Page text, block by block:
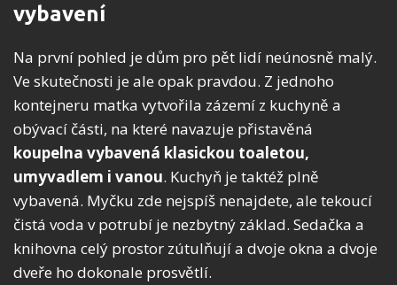
vybavení
Na první pohled je dům pro pět lidí neúnosně malý.
Ve skutečnosti je ale opak pravdou. Z jednoho
kontejneru matka vytvořila zázemí z kuchyně a
obývací části, na které navazuje přistavěná
koupelna vybavená klasickou toaletou,
umyvadlem i vanou. Kuchyň je taktéž plně
vybavená. Myčku zde nejspíš nenajdete, ale tekoucí
čistá voda v potrubí je nezbytný základ. Sedačka a
knihovna celý prostor zútulňují a dvoje okna a dvoje
dveře ho dokonale prosvětlí.